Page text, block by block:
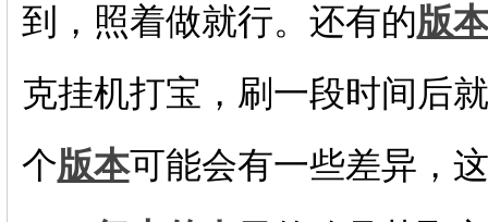
到，照着做就行。还有的版本
克挂机打宝，刷一段时间后
个版本可能会有一些差异，